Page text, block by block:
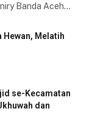
Banda Aceh…
Hewan, Melatih
se-Kecamatan
dan